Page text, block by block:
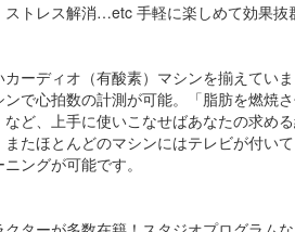
トレス解消…etc 手軽に楽しめて効果抜
ーディオ（有酸素）マシンを揃えていま
で心拍数の計測が可能。「脂肪を燃焼
ど、上手に使いこなせばあなたの求め
たほとんどのマシンにはテレビが付い
ングが可能です。